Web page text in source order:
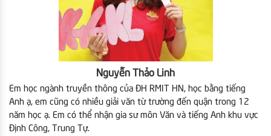
Nguyễn Thảo Linh
Em học ngành truyền thông của ĐH RMIT HN, học bằng tiếng
Anh ạ, em cũng có nhiều giải văn từ trường đến quận trong 12
năm học ạ. Em có thể nhận gia sư môn Văn và tiếng Anh khu vực
Định Công, Trung Tự.